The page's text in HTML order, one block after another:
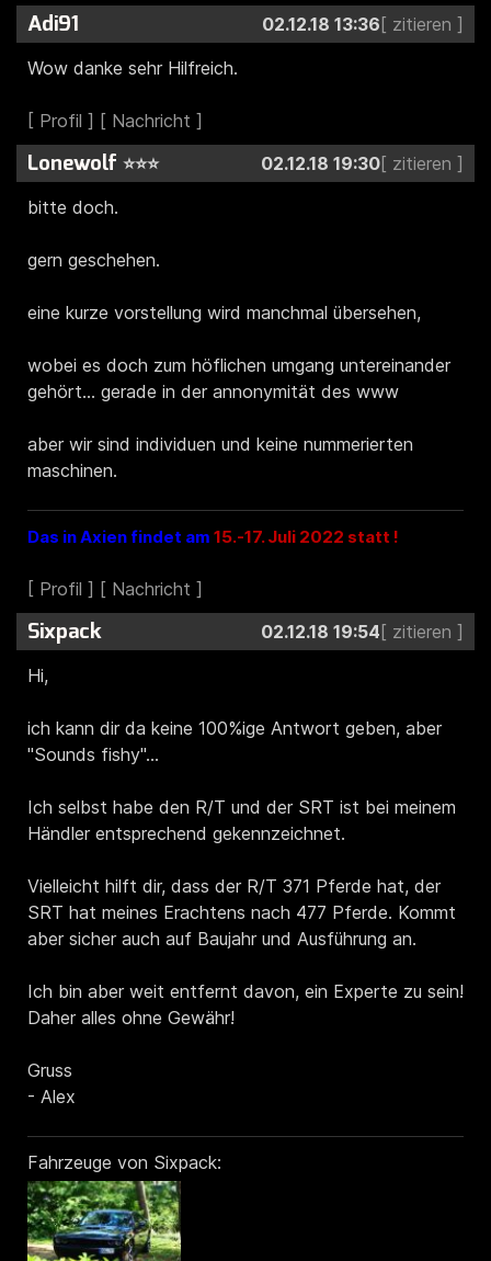
Adi91
02.12.18 13:36
Wow danke sehr Hilfreich.
Lonewolf ⭐⭐⭐
02.12.18 19:30
bitte doch.
gern geschehen.
eine kurze vorstellung wird manchmal übersehen,
wobei es doch zum höflichen umgang untereinander
gehört... gerade in der annonymität des www
aber wir sind individuen und keine nummerierten
maschinen.
Das in Axien findet am 15.-17. Juli 2022 statt !
Sixpack
02.12.18 19:54
Hi,
ich kann dir da keine 100%ige Antwort geben, aber
"Sounds fishy"...
Ich selbst habe den R/T und der SRT ist bei meinem
Händler entsprechend gekennzeichnet.
Vielleicht hilft dir, dass der R/T 371 Pferde hat, der
SRT hat meines Erachtens nach 477 Pferde. Kommt
aber sicher auch auf Baujahr und Ausführung an.
Ich bin aber weit entfernt davon, ein Experte zu sein!
Daher alles ohne Gewähr!
Gruss
- Alex
Fahrzeuge von Sixpack: